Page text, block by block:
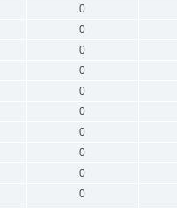
0
0
0
0
0
0
0
0
0
0